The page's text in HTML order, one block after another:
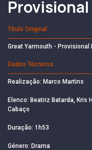
Título Original
Great Yarmouth - Provisional
Dados Técnicos
Realização: Marco Martins
Elenco: Beatriz Batarda, Kris
Cabaço
Duração: 1h53
Género: Drama